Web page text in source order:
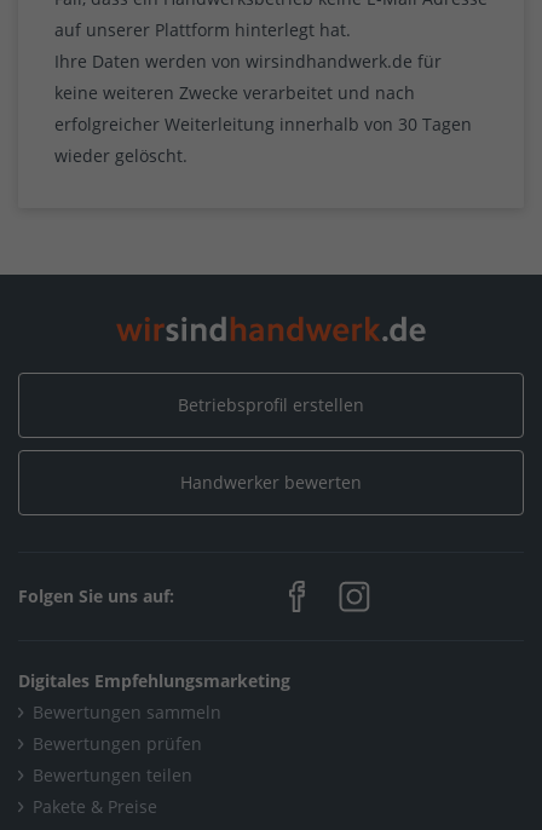
auf unserer Plattform hinterlegt hat.
Ihre Daten werden von wirsindhandwerk.de für
keine weiteren Zwecke verarbeitet und nach
erfolgreicher Weiterleitung innerhalb von 30 Tagen
wieder gelöscht.
Betriebsprofil erstellen
Handwerker bewerten
Folgen Sie uns auf:
Digitales Empfehlungsmarketing
Bewertungen sammeln
Bewertungen prüfen
Bewertungen teilen
Pakete & Preise